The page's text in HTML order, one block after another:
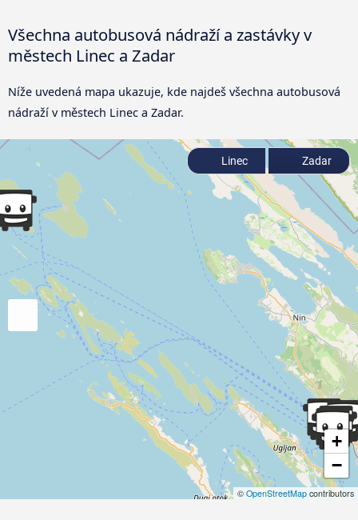
Všechna autobusová nádraží a zastávky v
městech Linec a Zadar
Níže uvedená mapa ukazuje, kde najdeš všechna autobusová
nádraží v městech Linec a Zadar.
+
−
© OpenStreetMap contributors
Linec Zadar